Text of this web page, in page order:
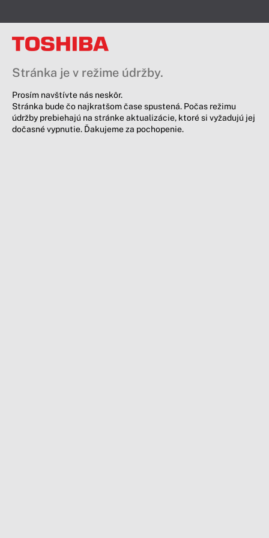
Stránka je v režime údržby.
Prosím navštívte nás neskôr.
Stránka bude čo najkratšom čase spustená. Počas režimu
údržby prebiehajú na stránke aktualizácie, ktoré si vyžadujú jej
dočasné vypnutie. Ďakujeme za pochopenie.